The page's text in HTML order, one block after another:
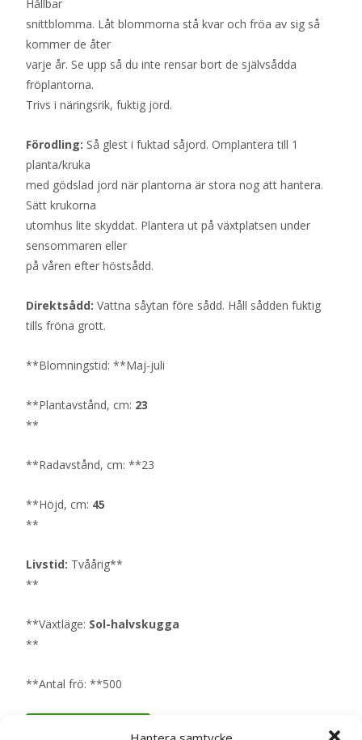
Hållbar
snittblomma. Låt blommorna stå kvar och fröa av sig så
kommer de åter
varje år. Se upp så du inte rensar bort de självsådda
fröplantorna.
Trivs i näringsrik, fuktig jord.
Förodling: Så glest i fuktad såjord. Omplantera till 1
planta/kruka
med gödslad jord när plantorna är stora nog att hantera.
Sätt krukorna
utomhus lite skyddat. Plantera ut på växtplatsen under
sensommaren eller
på våren efter höstsådd.
Direktsådd: Vattna såytan före sådd. Håll sådden fuktig
tills fröna grott.
**Blomningstid: **Maj-juli
**Plantavstånd, cm: 23
**
**Radavstånd, cm: **23
**Höjd, cm: 45
**
Livstid: Tvåårig**
**
**Växtläge: Sol-halvskugga
**
**Antal frö: **500